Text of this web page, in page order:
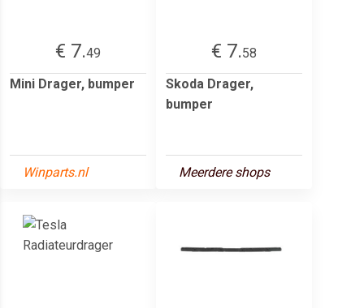
€ 7.49
Mini Drager, bumper
Winparts.nl
€ 7.58
Skoda Drager,
bumper
Meerdere shops